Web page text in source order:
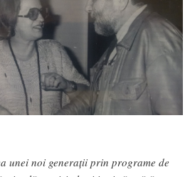
unei noi generații prin programe de